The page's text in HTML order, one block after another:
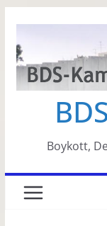
springen
Boykott,